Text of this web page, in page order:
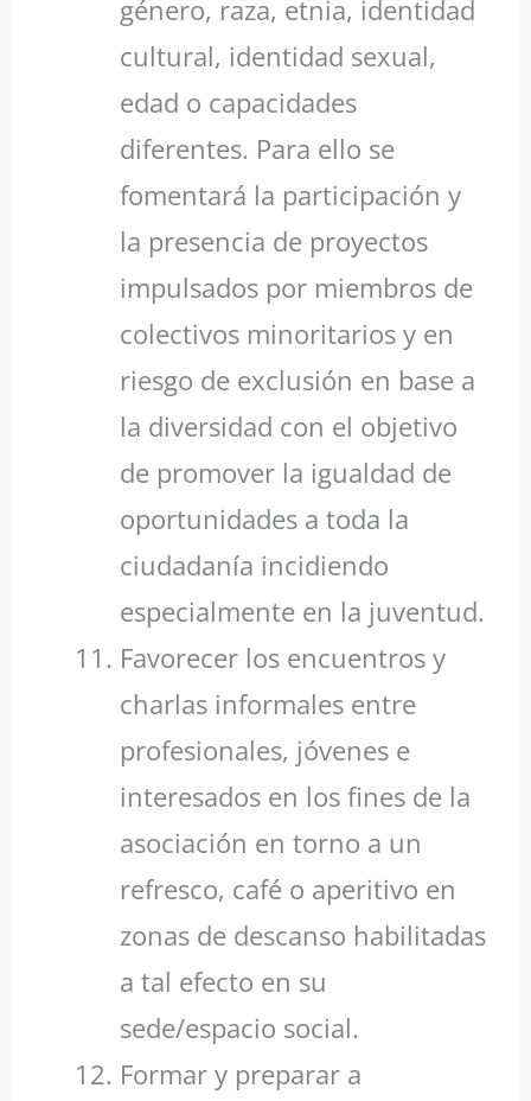
género, raza, etnia, identidad
cultural, identidad sexual,
edad o capacidades
diferentes. Para ello se
fomentará la participación y
la presencia de proyectos
impulsados por miembros de
colectivos minoritarios y en
riesgo de exclusión en base a
la diversidad con el objetivo
de promover la igualdad de
oportunidades a toda la
ciudadanía incidiendo
especialmente en la juventud.
Favorecer los encuentros y
charlas informales entre
profesionales, jóvenes e
interesados en los fines de la
asociación en torno a un
refresco, café o aperitivo en
zonas de descanso habilitadas
a tal efecto en su
sede/espacio social.
Formar y preparar a